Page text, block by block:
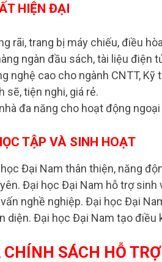
HIỆN ĐẠI
rãi, trang bị máy chiếu, điều
ngàn đầu sách, tài liệu điện
nghệ cao cho ngành CNTT, Kỹ
sẽ, tiện nghi, giá rẻ.
đa năng cho hoạt động ngoại
TẬP VÀ SINH HOẠT
Đại Nam thân thiện, năng
Đại học Đại Nam hỗ trợ sinh
nghề nghiệp. Đại học Đại
diện. Đại học Đại Nam tạo điều
CHÍNH SÁCH HỖ